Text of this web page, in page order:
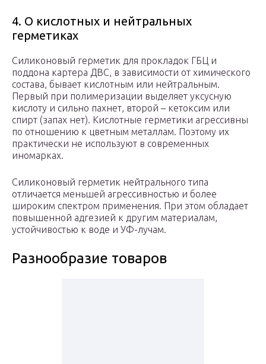
4. О кислотных и нейтральных
герметиках
Силиконовый герметик для прокладок ГБЦ и
поддона картера ДВС, в зависимости от химического
состава, бывает кислотным или нейтральным.
Первый при полимеризации выделяет уксусную
кислоту и сильно пахнет, второй – кетоксим или
спирт (запах нет). Кислотные герметики агрессивны
по отношению к цветным металлам. Поэтому их
практически не используют в современных
иномарках.
Силиконовый герметик нейтрального типа
отличается меньшей агрессивностью и более
широким спектром применения. При этом обладает
повышенной адгезией к другим материалам,
устойчивостью к воде и УФ-лучам.
Разнообразие товаров